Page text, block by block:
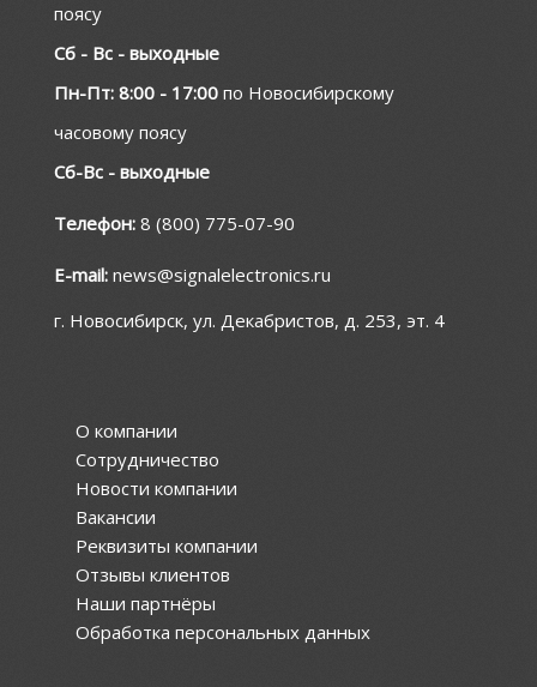
поясу
Сб - Вс - выходные
Пн-Пт: 8:00 - 17:00 по Новосибирскому
часовому поясу
Сб-Вс - выходные
Телефон: 8 (800) 775-07-90
E-mail: news@signalelectronics.ru
г. Новосибирск, ул. Декабристов, д. 253, эт. 4
О компании
Сотрудничество
Новости компании
Вакансии
Реквизиты компании
Отзывы клиентов
Наши партнёры
Обработка персональных данных